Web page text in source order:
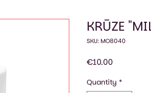
KRŪZE
SKU: MO8040
€10.00
Quantity *